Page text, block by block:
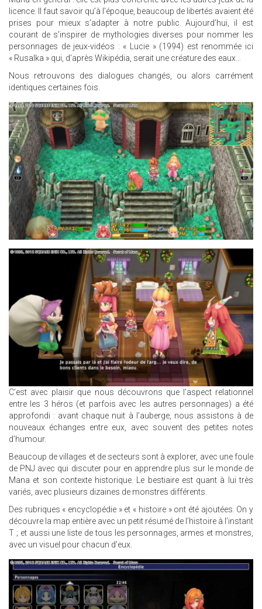
licence. Il faut savoir qu’à l’époque, beaucoup de libertés avaient été
prises pour mieux s’adapter à notre public. Aujourd’hui, il est
courant de s’inspirer de mythologies diverses pour nommer les
personnages de jeux-vidéos : « Lucie » (1994) est renommée ici
« Rusalka » qui, d’après Wikipédia, serait une créature des eaux…
Nous retrouvons des dialogues changés, ou alors carrément
identiques certaines fois.
26.JPG
25.JPG
C’est avec plaisir que nous découvrons que l’aspect relationnel
entre les 3 héros (et parfois avec les autres personnages) a été
approfondi : avant chaque nuit à l’auberge, nous assistons à de
nouveaux échanges entre eux, avec souvent des petites notes
d’humour.
Beaucoup de villages et de secteurs sont à explorer, avec une foule
de PNJ avec qui discuter pour en apprendre plus sur le monde de
Mana et son contexte historique. Le bestiaire est quant à lui très
variés, avec plusieurs dizaines de monstres différents.
Des rubriques « encyclopédie » et « histoire » ont été ajoutées. On y
découvre la map entière avec un petit résumé de l’histoire à l’instant
T ; et aussi une liste de tous les personnages, armes et monstres,
avec un visuel pour chacun d’eux.
3.JPG